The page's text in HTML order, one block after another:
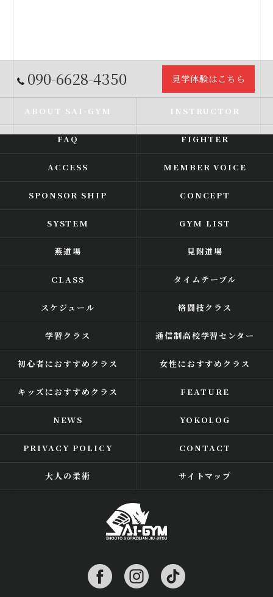
090-6628-4350 見学体験はこちら
ABOUT SAI-GYM INSTRUCTOR
FAQ FIGHTER
ACCESS MEMBER VOICE
SPONSOR SHIP CONCEPT
SYSTEM GYM LIST
燕道場 見附道場
CLASS タイムテーブル
スケジュール 格闘技クラス
学習クラス 通信制高校学習センター
初心者におすすめクラス 女性におすすめクラス
キッズにおすすめクラス FEATURE
NEWS YOKOLOG
PRIVACY POLICY CONTACT
大人の柔術 サイトマップ